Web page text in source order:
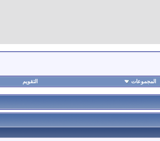
المجموعات التقويم